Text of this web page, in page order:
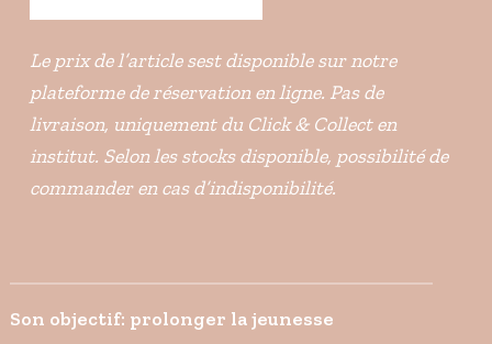
Le prix de l’article sest disponible sur notre
plateforme de réservation en ligne. Pas de
livraison, uniquement du Click & Collect en
institut. Selon les stocks disponible, possibilité de
commander en cas d’indisponibilité.
Son objectif: prolonger la jeunesse